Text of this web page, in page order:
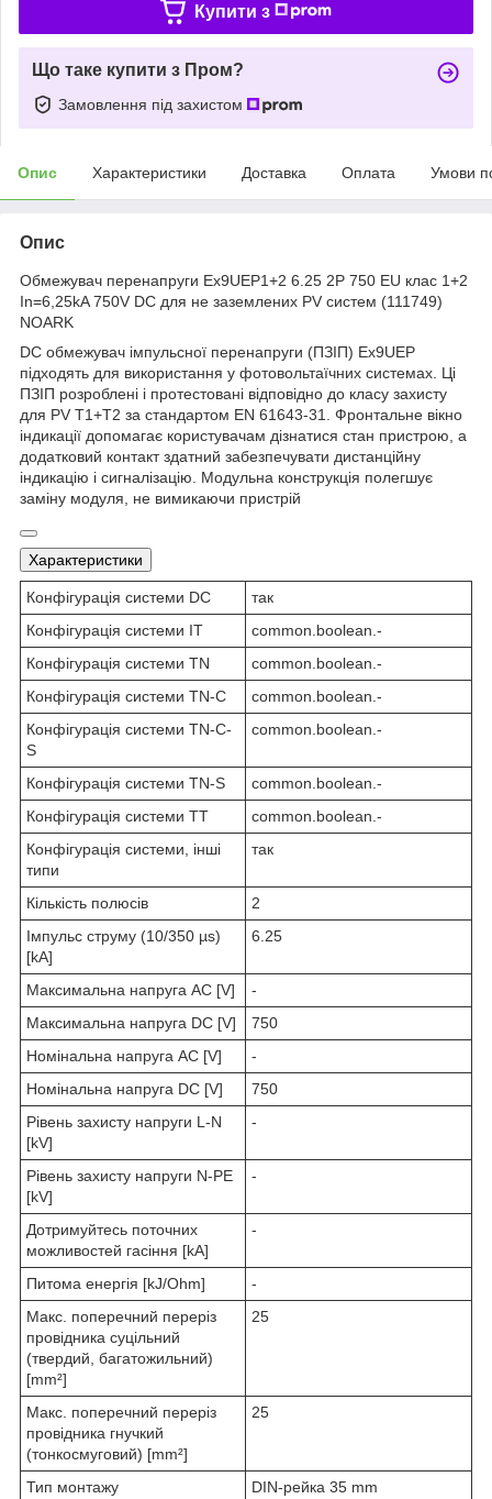
Купити з
Що таке купити з Пром?
Замовлення під захистом
Опис Характеристики Доставка Оплата Умови
Опис
Обмежувач перенапруги Ex9UEP1+2 6.25 2P 750 EU клас 1+2
In=6,25kA 750V DC для не заземлених PV систем (111749)
NOARK
DC обмежувач імпульсної перенапруги (ПЗІП) Ex9UEP
підходять для використання у фотовольтаїчних системах. Ці
ПЗІП розроблені і протестовані відповідно до класу захисту
для PV T1+T2 за стандартом EN 61643-31. Фронтальне вікно
індикації допомагає користувачам дізнатися стан пристрою, а
додатковий контакт здатний забезпечувати дистанційну
індикацію і сигналізацію. Модульна конструкція полегшує
заміну модуля, не вимикаючи пристрій
Характеристики
Конфігурація системи DC
так
Конфігурація системи IT
common.boolean.-
Конфігурація системи TN
common.boolean.-
Конфігурація системи TN-C
common.boolean.-
Конфігурація системи TN-C-
S
common.boolean.-
Конфігурація системи TN-S
common.boolean.-
Конфігурація системи TT
common.boolean.-
Конфігурація системи, інші
типи
так
Кількість полюсів
2
Імпульс струму (10/350 µs)
[kA]
6.25
Максимальна напруга AC [V]
-
Максимальна напруга DC [V]
750
Номінальна напруга AC [V]
-
Номінальна напруга DC [V]
750
Рівень захисту напруги L-N
[kV]
-
Рівень захисту напруги N-PE
[kV]
-
Дотримуйтесь поточних
можливостей гасіння [kA]
-
Питома енергія [kJ/Ohm]
-
Макс. поперечний переріз
провідника суцільний
(твердий, багатожильний)
[mm²]
25
Макс. поперечний переріз
провідника гнучкий
(тонкосмуговий) [mm²]
25
Тип монтажу DIN-рейка 35 mm